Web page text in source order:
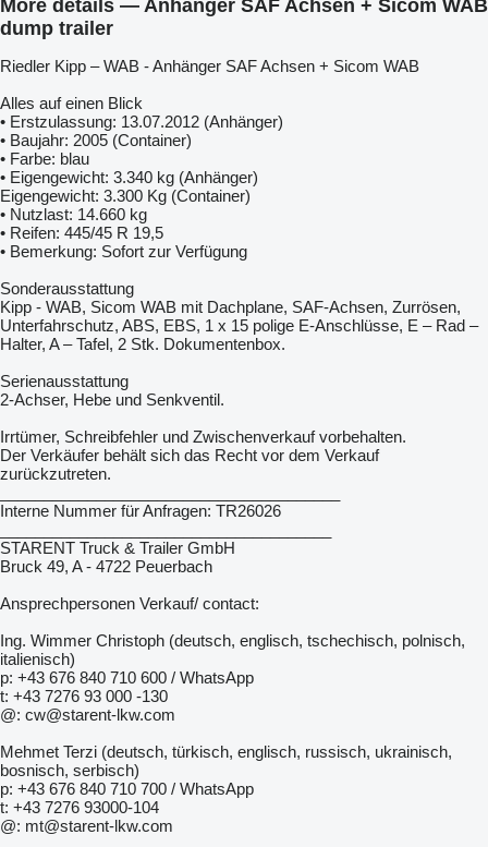
More details — Anhänger SAF Achsen + Sicom WAB
dump trailer
Riedler Kipp – WAB - Anhänger SAF Achsen + Sicom WAB
Alles auf einen Blick
• Erstzulassung: 13.07.2012 (Anhänger)
• Baujahr: 2005 (Container)
• Farbe: blau
• Eigengewicht: 3.340 kg (Anhänger)
Eigengewicht: 3.300 Kg (Container)
• Nutzlast: 14.660 kg
• Reifen: 445/45 R 19,5
• Bemerkung: Sofort zur Verfügung
Sonderausstattung
Kipp - WAB, Sicom WAB mit Dachplane, SAF-Achsen, Zurrösen,
Unterfahrschutz, ABS, EBS, 1 x 15 polige E-Anschlüsse, E – Rad –
Halter, A – Tafel, 2 Stk. Dokumentenbox.
Serienausstattung
2-Achser, Hebe und Senkventil.
Irrtümer, Schreibfehler und Zwischenverkauf vorbehalten.
Der Verkäufer behält sich das Recht vor dem Verkauf
zurückzutreten.
Interne Nummer für Anfragen: TR26026
STARENT Truck & Trailer GmbH
Bruck 49, A - 4722 Peuerbach
Ansprechpersonen Verkauf/ contact:
Ing. Wimmer Christoph (deutsch, englisch, tschechisch, polnisch,
italienisch)
p: +43 676 840 710 600 / WhatsApp
t: +43 7276 93 000 -130
@: cw@starent-lkw.com
Mehmet Terzi (deutsch, türkisch, englisch, russisch, ukrainisch,
bosnisch, serbisch)
p: +43 676 840 710 700 / WhatsApp
t: +43 7276 93000-104
@: mt@starent-lkw.com